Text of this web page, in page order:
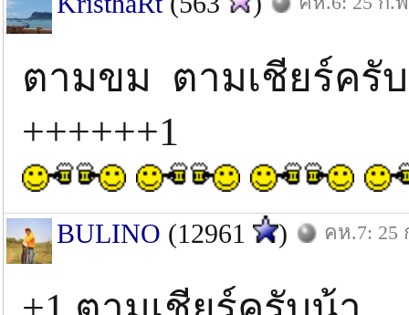
ตามขม ตามเชียร์ครับ
++++++1
BULINO (12961 ) คห.7: 25